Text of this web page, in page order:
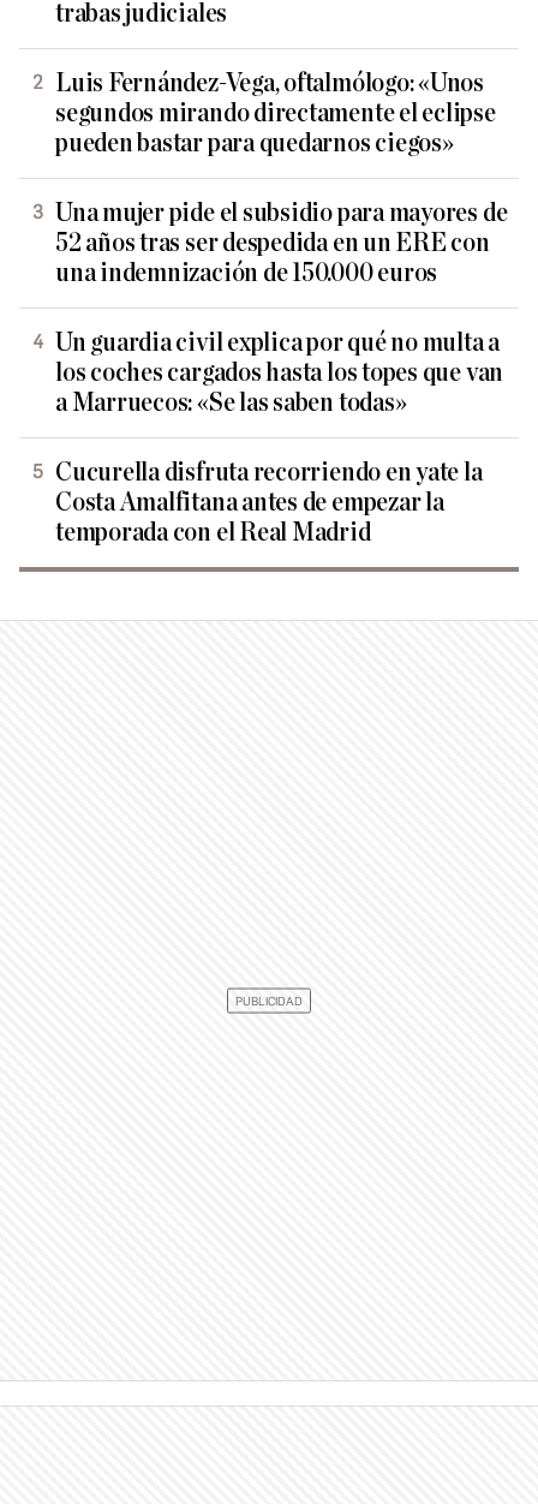
trabas judiciales
Luis Fernández-Vega, oftalmólogo: «Unos
segundos mirando directamente el eclipse
pueden bastar para quedarnos ciegos»
Una mujer pide el subsidio para mayores de
52 años tras ser despedida en un ERE con
una indemnización de 150.000 euros
Un guardia civil explica por qué no multa a
los coches cargados hasta los topes que van
a Marruecos: «Se las saben todas»
Cucurella disfruta recorriendo en yate la
Costa Amalfitana antes de empezar la
temporada con el Real Madrid